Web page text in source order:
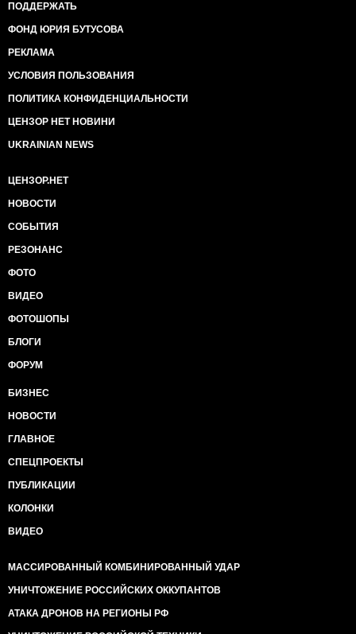
ПОДДЕРЖАТЬ
ФОНД ЮРИЯ БУТУСОВА
РЕКЛАМА
УСЛОВИЯ ПОЛЬЗОВАНИЯ
ПОЛИТИКА КОНФИДЕНЦИАЛЬНОСТИ
ЦЕНЗОР НЕТ НОВИНИ
UKRAINIAN NEWS
ЦЕНЗОР.НЕТ
НОВОСТИ
СОБЫТИЯ
РЕЗОНАНС
ФОТО
ВИДЕО
ФОТОШОПЫ
БЛОГИ
ФОРУМ
БИЗНЕС
НОВОСТИ
ГЛАВНОЕ
СПЕЦПРОЕКТЫ
ПУБЛИКАЦИИ
КОЛОНКИ
ВИДЕО
МАССИРОВАННЫЙ КОМБИНИРОВАННЫЙ УДАР
УНИЧТОЖЕНИЕ РОССИЙСКИХ ОККУПАНТОВ
АТАКА ДРОНОВ НА РЕГИОНЫ РФ